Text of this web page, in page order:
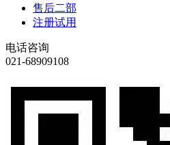
售后二部
注册试用
电话咨询
021-68909108